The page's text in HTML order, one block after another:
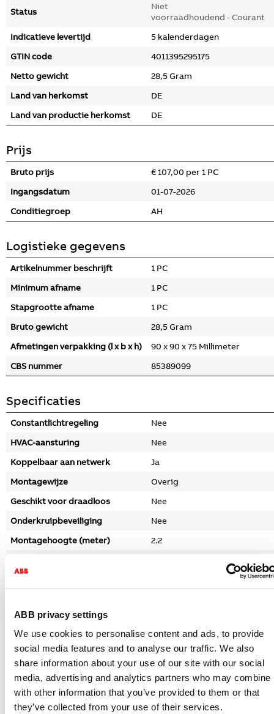
ABB privacy settings
We use cookies to personalise content and ads, to provide
social media features and to analyse our traffic. We also
share information about your use of our site with our social
media, advertising and analytics partners who may combine
with other information that you’ve provided to them or that
they’ve collected from your use of their services.
Status
Niet
voorraadhoudend - Courant
Indicatieve levertijd
5 kalenderdagen
GTIN code
4011395295175
Netto gewicht
28,5 Gram
Land van herkomst
DE
Land van productie herkomst
DE
Prijs
Bruto prijs
€ 107,00 per 1 PC
Ingangsdatum
01-07-2026
Conditiegroep
AH
Logistieke gegevens
Artikelnummer beschrijft
1 PC
Minimum afname
1 PC
Stapgrootte afname
1 PC
Bruto gewicht
28,5 Gram
Afmetingen verpakking (l x b x h)
90 x 90 x 75 Millimeter
CBS nummer
85389099
Specificaties
Constantlichtregeling
Nee
HVAC-aansturing
Nee
Koppelbaar aan netwerk
Ja
Montagewijze
Overig
Geschikt voor draadloos
Nee
Onderkruipbeveiliging
Nee
Montagehoogte (meter)
2.2
(meter)
Uitvoering oppervlakte
Aanspreekhelderheid instelbaar
Ja
Zelfleerfunctie voor
aanspreekhelderheid
Nee
Dimfunctie met
dimmerbasiselement
Ja
Vrije dierzone Nee